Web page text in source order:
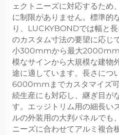
ェクトニーズに対応するため
に制限がありません。標準的
り、LUCKYBONDでは幅と
のカスタム寸法の要望に応じ
小300mmから最大2000mm
模なサインから大規模な建物
途に適しています。長さに
6000mmまでカスタマイズ
続生産にも対応し、継ぎ目が
す。エッジトリム用の細長い
ルの外装用の大判パネルでも
ニーズに合わせてアルミ複合